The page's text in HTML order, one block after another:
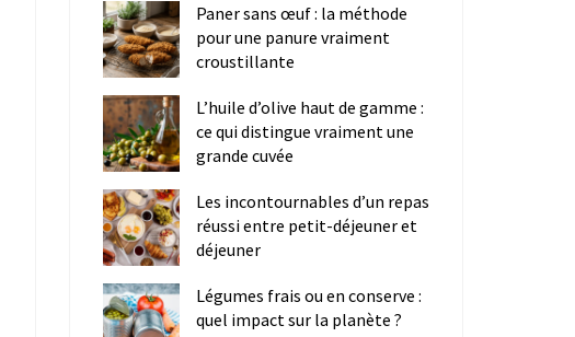
Paner sans œuf : la méthode
pour une panure vraiment
croustillante
L’huile d’olive haut de gamme :
ce qui distingue vraiment une
grande cuvée
Les incontournables d’un repas
réussi entre petit-déjeuner et
déjeuner
Légumes frais ou en conserve :
quel impact sur la planète ?